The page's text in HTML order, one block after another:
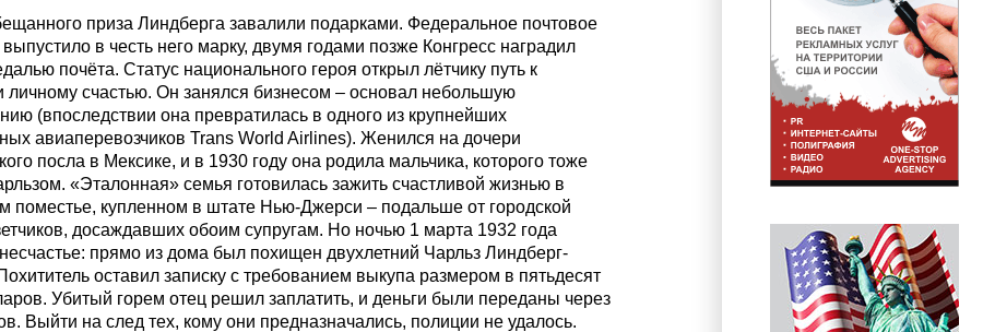
приза Линдберга завалили подарками. Федеральное почтовое
в честь него марку, двумя годами позже Конгресс наградил
почёта. Статус национального героя открыл лётчику путь к
личному счастью. Он занялся бизнесом – основал небольшую
(впоследствии она превратилась в одного из крупнейших
авиаперевозчиков Trans World Airlines). Женился на дочери
посла в Мексике, и в 1930 году она родила мальчика, которого тоже
«Эталонная» семья готовилась зажить счастливой жизнью в
поместье, купленном в штате Нью-Джерси – подальше от городской
досаждавших обоим супругам. Но ночью 1 марта 1932 года
прямо из дома был похищен двухлетний Чарльз Линдберг-
оставил записку с требованием выкупа размером в пятьдесят
Убитый горем отец решил заплатить, и деньги были переданы через
Выйти на след тех, кому они предназначались, полиции не удалось.